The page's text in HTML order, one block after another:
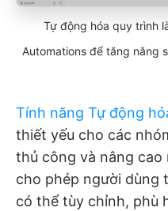
Tự động hóa quy trình
Automations để tăng năng
Tính năng Tự động
thiết yếu cho các
thủ công và nâng cao
cho phép người dùng
có thể tùy chỉnh, phù